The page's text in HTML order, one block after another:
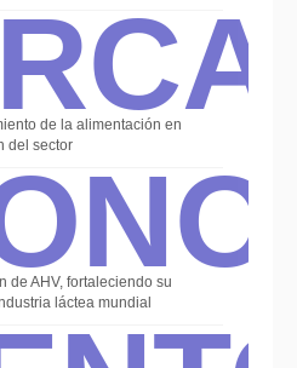
de la alimentación en
del sector
de AHV, fortaleciendo su
láctea mundial